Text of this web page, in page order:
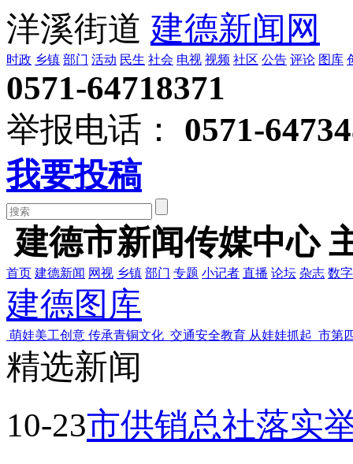
洋溪街道 建德新闻网
时政 乡镇 部门 活动 民生 社会 电视 视频 社区 公告 评论 图库
0571-64718371
举报电话：
0571-
我要投稿
建德市新闻传媒中心
首页 建德新闻 网视 乡镇 部门 专题 小记者 直播 论坛 杂志 数
建德图库
萌娃美工创意 传承青铜文化 交通安全教育 从娃娃抓起 市第
精选新闻
10-23市供销总社落实